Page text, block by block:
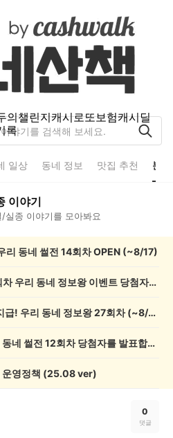
의챌린지캐시로또보험캐시딜
록
일상 동네 정보 맛집 추천 분
이야기
/실종 이야기를 모아봐요
리 동네 썰전 14회차 OPEN (~8/17)
💰[당첨자 발표] 26회차 우리 동네 정보왕 이벤트 당첨자를 발표합니다!
💸 전원 2,000캐시 지급! 우리 동네 정보왕 27회차 (~8/10)
💰[당첨자 발표] 우리 동네 썰전 12회차 당첨자를 발표합니다!
운영정책 (25.08 ver)
0
댓글